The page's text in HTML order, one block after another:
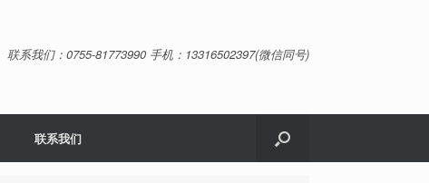
联系我们：0755-81773990 手机：13316502397(微信同号)
联系我们